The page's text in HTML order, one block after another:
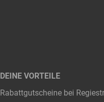
DEINE VORTEILE
Rabattgutscheine bei